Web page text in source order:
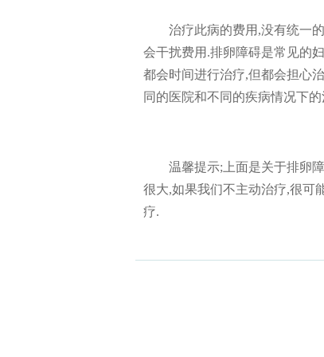
治疗此病的费用,没有统一
会干扰费用.排卵障碍是常见的
都会时间进行治疗,但都会担心
同的医院和不同的疾病情况下
温馨提示;上面是关于排卵
很大,如果我们不主动治疗,很可
疗.